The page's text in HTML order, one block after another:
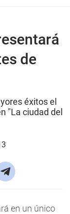
de
éxitos el
"La ciudad del
en un único